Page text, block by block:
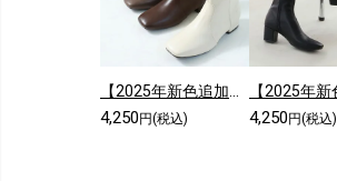
【2025年新色追加】スクエアトゥシンプルローヒールショートブーツ
4,250 円(税込) 4,250 円(税込)